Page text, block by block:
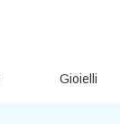
Gioielli